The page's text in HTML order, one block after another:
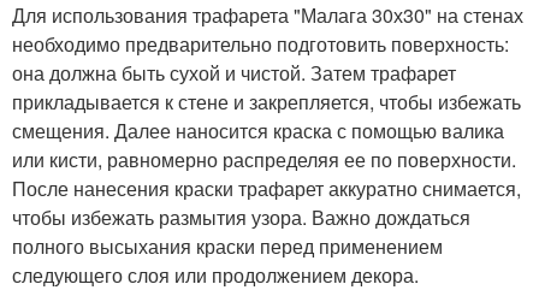
Для использования трафарета "Малага 30х30" на стенах
необходимо предварительно подготовить поверхность:
она должна быть сухой и чистой. Затем трафарет
прикладывается к стене и закрепляется, чтобы избежать
смещения. Далее наносится краска с помощью валика
или кисти, равномерно распределяя ее по поверхности.
После нанесения краски трафарет аккуратно снимается,
чтобы избежать размытия узора. Важно дождаться
полного высыхания краски перед применением
следующего слоя или продолжением декора.